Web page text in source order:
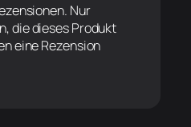
Nur
die dieses Produkt
eine Rezension